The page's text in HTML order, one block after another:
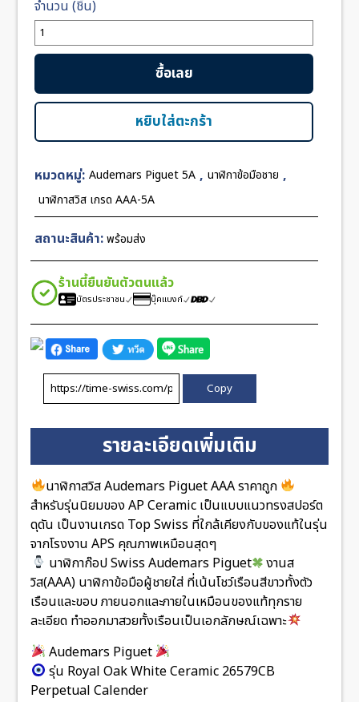
จำนวน
Audemars
Piguet
White
41mm
Swiss
ชิ้น
หยิบใส่ตะกร้า
ซื้อเลย
หมวดหมู่: Audemars Piguet 5A , นาฬิกาข้อมือชาย ,
นาฬิกาสวิส เกรด AAA-5A
สถานะสินค้า:พร้อมส่ง
ร้านนี้ยืนยันตัวตนแล้ว
บัตรประชาชน บุ๊คแบงก์
Copy
รายละเอียดเพิ่มเติม
นาฬิกาสวิส Audemars Piguet AAA ราคาถูก
สำหรับรุ่นนิยมของ AP Ceramic เป็นแบบแนวทรงสปอร์ต
ดุดัน เป็นงานเกรด Top Swiss ที่ใกล้เคียงกับของแท้ในรุ่น
จากโรงงาน APS คุณภาพเหมือนสุดๆ
นาฬิกาก๊อป Swiss Audemars Piguet
งานส
วิส(AAA) นาฬิกาข้อมือผู้ชายใส่ ที่เน้นโชว์เรือนสีขาวทั้งตัว
เรือนและขอบ ภายนอกและภายในเหมือนของแท้ทุกราย
ละเอียด ทำออกมาสวยทั้งเรือนเป็นเอกลักษณ์เฉพาะ
Audemars Piguet
รุ่น Royal Oak White Ceramic 26579CB
Perpetual Calender